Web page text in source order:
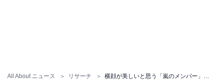
All About ニュース リサーチ
ス」修了。